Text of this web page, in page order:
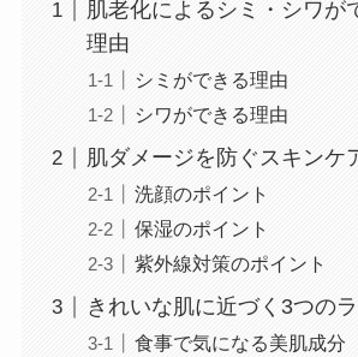
肌老化によるシミ・シワが
理由
シミができる理由
シワができる理由
肌ダメージを防ぐスキンケ
洗顔のポイント
保湿のポイント
紫外線対策のポイント
きれいな肌に近づく3つの
食事で気になる美肌成分